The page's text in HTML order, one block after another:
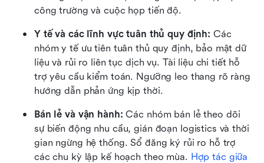
công trường và cuộc họp tiến độ.
Y tế và các lĩnh vực tuân thủ quy định: Các
nhóm y tế ưu tiên tuân thủ quy định, bảo mật dữ
liệu và rủi ro liên tục dịch vụ. Tài liệu chi tiết hỗ
trợ yêu cầu kiểm toán. Ngưỡng leo thang rõ ràng
hướng dẫn phản ứng kịp thời.
Bán lẻ và vận hành: Các nhóm bán lẻ theo dõi
sự biến động nhu cầu, gián đoạn logistics và thời
gian ngừng hệ thống. Sổ đăng ký rủi ro hỗ trợ
các chu kỳ lập kế hoạch theo mùa. Hợp tác giữa